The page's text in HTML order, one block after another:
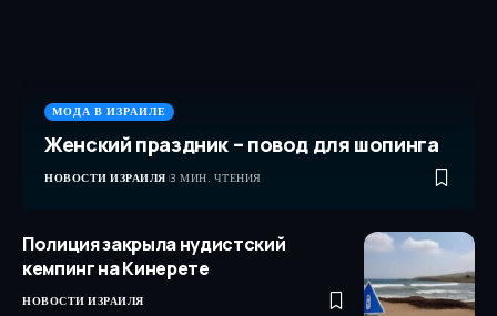
МОДА В ИЗРАИЛЕ
Женский праздник – повод для шопинга
НОВОСТИ ИЗРАИЛЯ 3 МИН. ЧТЕНИЯ
Полиция закрыла нудистский
кемпинг на Кинерете
НОВОСТИ ИЗРАИЛЯ